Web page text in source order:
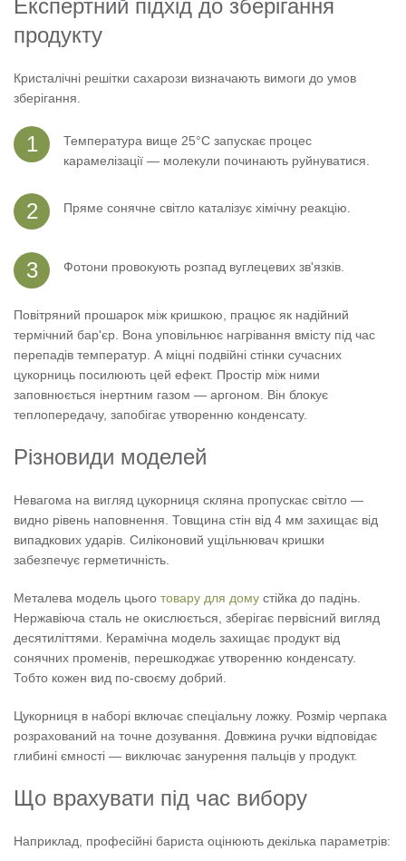
Експертний підхід до зберігання
продукту
Кристалічні решітки сахарози визначають вимоги до умов
зберігання.
Температура вище 25°C запускає процес
карамелізації — молекули починають руйнуватися.
Пряме сонячне світло каталізує хімічну реакцію.
Фотони провокують розпад вуглецевих зв'язків.
Повітряний прошарок між кришкою, працює як надійний
термічний бар'єр. Вона уповільнює нагрівання вмісту під час
перепадів температур. А міцні подвійні стінки сучасних
цукорниць посилюють цей ефект. Простір між ними
заповнюється інертним газом — аргоном. Він блокує
теплопередачу, запобігає утворенню конденсату.
Різновиди моделей
Невагома на вигляд цукорниця скляна пропускає світло —
видно рівень наповнення. Товщина стін від 4 мм захищає від
випадкових ударів. Силіконовий ущільнювач кришки
забезпечує герметичність.
Металева модель цього товару для дому стійка до падінь.
Нержавіюча сталь не окислюється, зберігає первісний вигляд
десятиліттями. Керамічна модель захищає продукт від
сонячних променів, перешкоджає утворенню конденсату.
Тобто кожен вид по-своєму добрий.
Цукорниця в наборі включає спеціальну ложку. Розмір черпака
розрахований на точне дозування. Довжина ручки відповідає
глибині ємності — виключає занурення пальців у продукт.
Що врахувати під час вибору
Наприклад, професійні бариста оцінюють декілька параметрів: